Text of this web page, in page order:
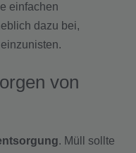
einfachen
dazu bei,
von
. Müll sollte